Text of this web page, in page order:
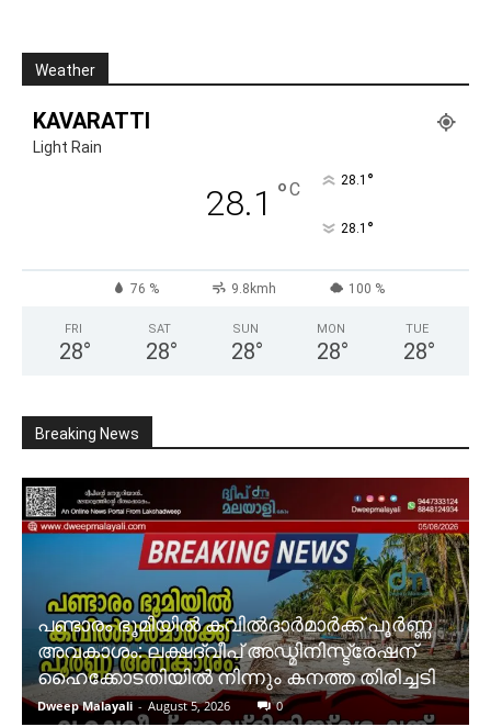
Weather
KAVARATTI
Light Rain
28.1 °C 28.1 °
28.1 °
76 % 9.8kmh 100 %
FRI
28°
SAT
28°
SUN
28°
MON
28°
TUE
28°
Breaking News
പണ്ടാരം ഭൂമിയിൽ കവിൽദാർമാർക്ക് പൂർണ്ണ
അവകാശം: ലക്ഷദ്വീപ് അഡ്മിനിസ്ട്രേഷന്
ഹൈക്കോടതിയിൽ നിന്നും കനത്ത തിരിച്ചടി
Dweep Malayali - August 5, 2026 0